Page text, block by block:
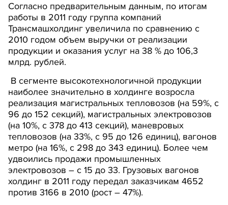
Согласно предварительным данным, по итогам
работы в 2011 году группа компаний
Трансмашхолдинг увеличила по сравнению с
2010 годом объем выручки от реализации
продукции и оказания услуг на 38 % до 106,3
млрд. рублей.
В сегменте высокотехнологичной продукции
наиболее значительно в холдинге возросла
реализация магистральных тепловозов (на 59%, с
96 до 152 секций), магистральных электровозов
(на 10%, с 378 до 413 секций), маневровых
тепловозов (на 33%, с 95 до 126 единиц), вагонов
метро (на 16%, с 298 до 343 единиц). Более чем
удвоились продажи промышленных
электровозов – с 15 до 33. Грузовых вагонов
холдинг в 2011 году передал заказчикам 4652
против 3166 в 2010 (рост – 47%).